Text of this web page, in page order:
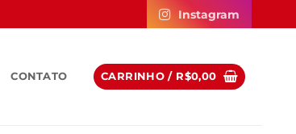
Instagram
CONTATO CARRINHO / R$0,00